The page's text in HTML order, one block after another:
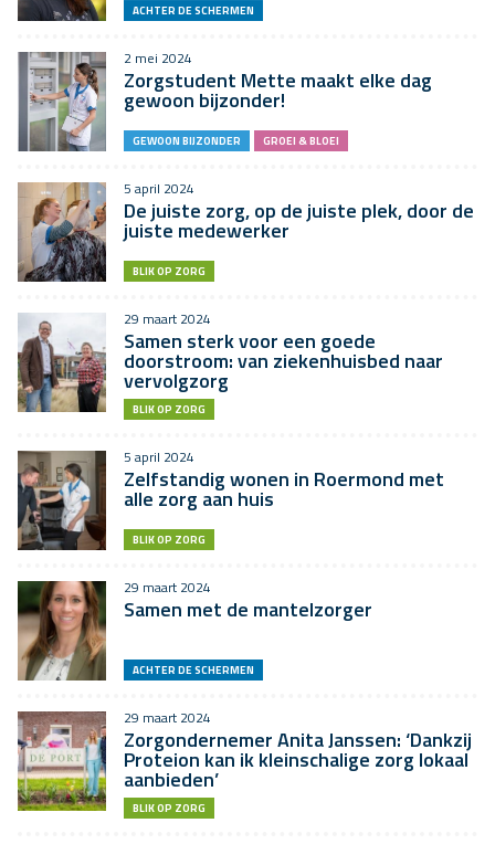
ACHTER DE SCHERMEN
2 mei 2024
Zorgstudent Mette maakt elke dag
gewoon bijzonder!
GEWOON BIJZONDER GROEI & BLOEI
5 april 2024
De juiste zorg, op de juiste plek, door de
juiste medewerker
BLIK OP ZORG
29 maart 2024
Samen sterk voor een goede
doorstroom: van ziekenhuisbed naar
vervolgzorg
BLIK OP ZORG
5 april 2024
Zelfstandig wonen in Roermond met
alle zorg aan huis
BLIK OP ZORG
29 maart 2024
Samen met de mantelzorger
ACHTER DE SCHERMEN
29 maart 2024
Zorgondernemer Anita Janssen: ‘Dankzij
Proteion kan ik kleinschalige zorg lokaal
aanbieden’
BLIK OP ZORG